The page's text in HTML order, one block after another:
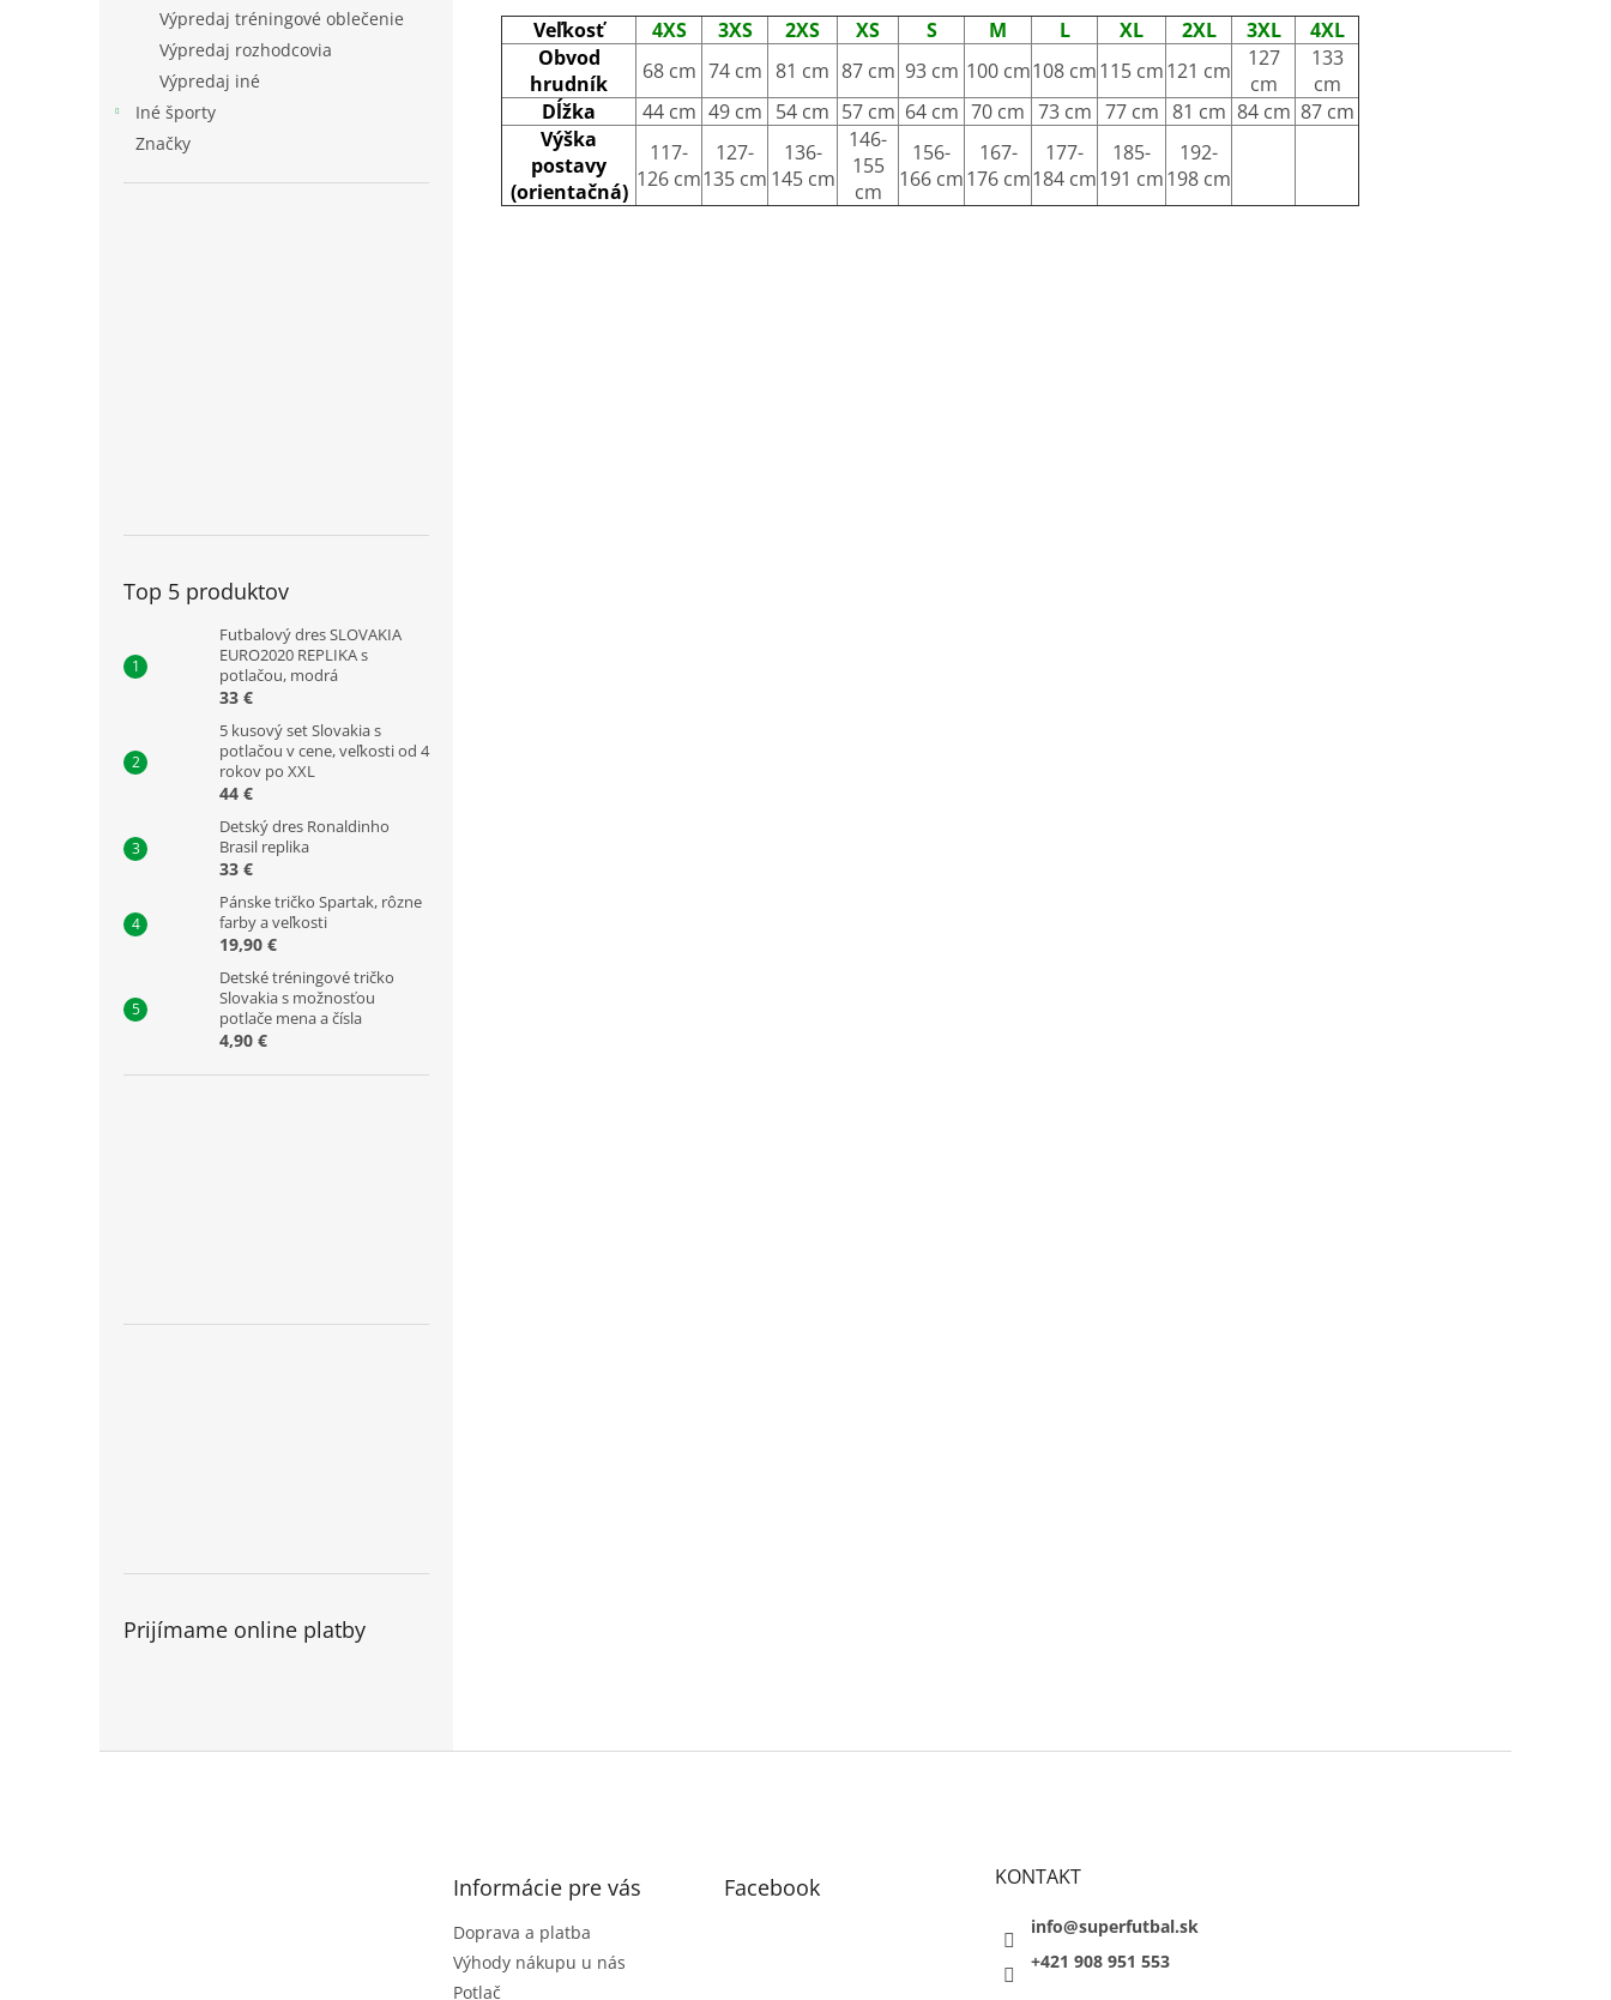
Výpredaj tréningové oblečenie
Výpredaj rozhodcovia
Výpredaj iné
Iné športy
Značky
Top 5 produktov
Futbalový dres SLOVAKIA
EURO2020 REPLIKA s
potlačou, modrá
33 €
5 kusový set Slovakia s
potlačou v cene, veľkosti od 4
rokov po XXL
44 €
Detský dres Ronaldinho
Brasil replika
33 €
Pánske tričko Spartak, rôzne
farby a veľkosti
19,90 €
Detské tréningové tričko
Slovakia s možnosťou
potlače mena a čísla
4,90 €
Prijímame online platby
Veľkosť
4XS 3XS 2XS XS S M L XL 2XL 3XL
4XL
Obvod
hrudník
68 cm 74 cm 81 cm 87 cm 93 cm 100 cm108 cm115 cm121 cm
127
cm
133
cm
Dĺžka
44 cm 49 cm 54 cm 57 cm 64 cm 70 cm 73 cm 77 cm 81 cm 84 cm 87 cm
Výška
postavy
(orientačná)
117-
126 cm
127-
135 cm
136-
145 cm
146-
155
cm
156-
166 cm
167-
176 cm
177-
184 cm
185-
191 cm
192-
198 cm
Informácie pre vás
Doprava a platba
Výhody nákupu u nás
Potlač
Facebook KONTAKT
info@superfutbal.sk
+421 908 951 553